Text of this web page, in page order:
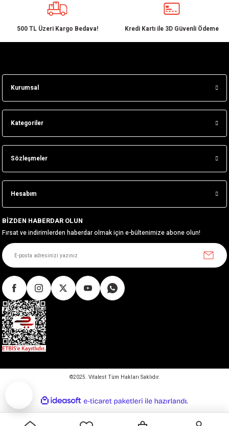
500 TL Üzeri Kargo Bedava! Kredi Kartı ile 3D Güvenli Ödeme
Kurumsal
Kategoriler
Sözleşmeler
Hesabım
BİZDEN HABERDAR OLUN
Fırsat ve indirimlerden haberdar olmak için e-bültenimize abone olun!
©2025. Vitalest Tüm Hakları Saklıdır.
ideasoft
e-